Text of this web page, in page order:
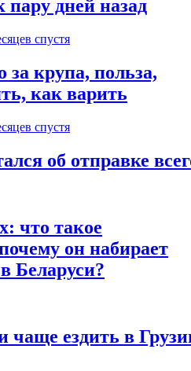
пару дней назад
спустя
за крупа, польза,
как варить
спустя
об отправке
что такое
он набирает
Беларуси?
чаще ездить в